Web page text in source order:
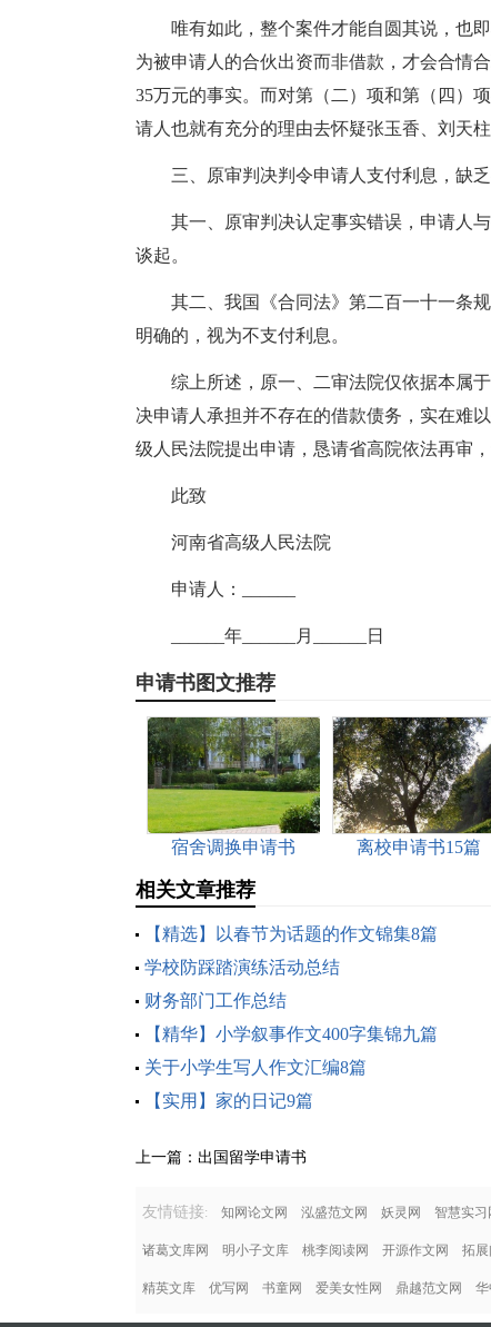
唯有如此，整个案件才能自圆其说，也
为被申请人的合伙出资而非借款，才会合情
35万元的事实。而对第（二）项和第（四）
请人也就有充分的理由去怀疑张玉香、刘天
三、原审判决判令申请人支付利息，缺乏
其一、原审判决认定事实错误，申请人
谈起。
其二、我国《合同法》第二百一十一条
明确的，视为不支付利息。
综上所述，原一、二审法院仅依据本属
决申请人承担并不存在的借款债务，实在难
级人民法院提出申请，恳请省高院依法再审，
此致
河南省高级人民法院
申请人：______
______年______月______日
申请书图文推荐
宿舍调换申请书 离校申请书15篇
相关文章推荐
【精选】以春节为话题的作文锦集8篇
学校防踩踏演练活动总结
财务部门工作总结
【精华】小学叙事作文400字集锦九篇
关于小学生写人作文汇编8篇
【实用】家的日记9篇
上一篇： 出国留学申请书
友情链接: 知网论文网 泓盛范文网 妖灵网 智慧实习
诸葛文库网 明小子文库 桃李阅读网 开源作文网 拓展
精英文库 优写网 书童网 爱美女性网 鼎越范文网 华